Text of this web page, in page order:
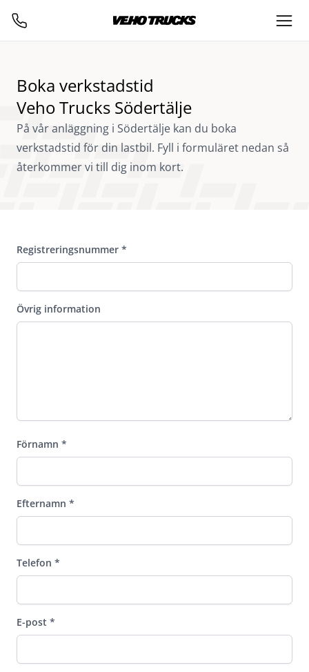
Boka verkstadstid
Veho Trucks Södertälje
På vår anläggning i Södertälje kan du boka
verkstadstid för din lastbil. Fyll i formuläret nedan så
återkommer vi till dig inom kort.
Registreringsnummer *
Övrig information
Förnamn *
Efternamn *
Telefon *
E-post *